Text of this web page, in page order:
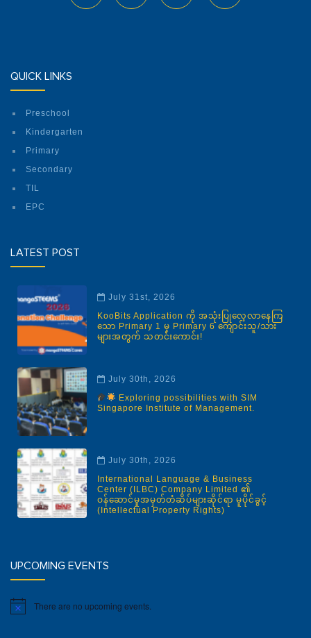
QUICK LINKS
Preschool
Kindergarten
Primary
Secondary
TIL
EPC
LATEST POST
July 31st, 2026
KooBits Application ကို အသုံးပြုလေ့လာနေကြ
သော Primary 1 မှ Primary 6 ကျောင်းသူ/သား
များအတွက် သတင်းကောင်း!
July 30th, 2026
Exploring possibilities with SIM
Singapore Institute of Management.
July 30th, 2026
International Language & Business
Center (ILBC) Company Limited ၏
ဝန်ဆောင်မှုအမှတ်တံဆိပ်များဆိုင်ရာ မူပိုင်ခွင့်
(Intellectual Property Rights)
UPCOMING EVENTS
Notice There are no upcoming events.